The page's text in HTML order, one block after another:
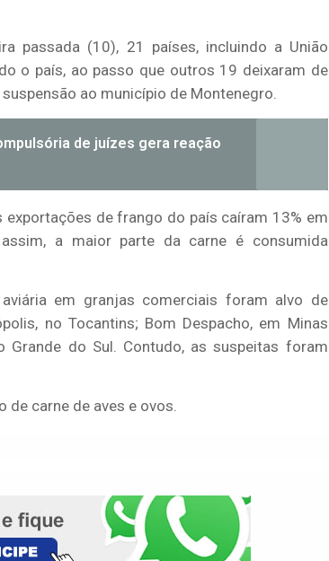
passada (10), 21 países, incluindo a União
o país, ao passo que outros 19 deixaram de
ao município de Montenegro.
de juízes gera reação
exportações de frango do país caíram 13% em
a maior parte da carne é consumida
em granjas comerciais foram alvo de
no Tocantins; Bom Despacho, em Minas
Grande do Sul. Contudo, as suspeitas foram
de carne de aves e ovos.